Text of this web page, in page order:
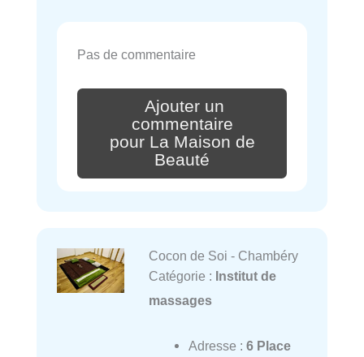
Pas de commentaire
Ajouter un
commentaire
pour La Maison de
Beauté
Cocon de Soi - Chambéry
Catégorie : Institut de
massages
Adresse : 6 Place